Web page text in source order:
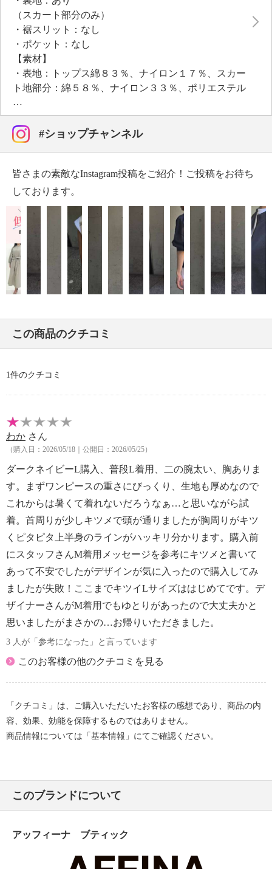
（スカート部分のみ）
・裾スリット：なし
・ポケット：なし
【素材】
・表地：トップス綿８３％、ナイロン１７％、スカー
ト地部分：綿５８％、ナイロン３３％、ポリエステル
９％、スカート柄部分：ナイロン７０％、ポリエステ
ル３０％
・裏地：ポリエステル１００％
【メンテナンス（絵表示ラベル）】
・漂白処理：塩素系・酸素系漂白不可
・タンブル乾燥：不可
・自然乾燥：日陰の平干し
・アイロン仕上げ：可（中温）
・ドライクリーニング：石油系ドライクリーニング可
・ウエットクリーニング：可
【メンテナンス（ケアラベル）】
・洗濯の繰り返しによる変退色注意
・単品洗い
・過度な力をかけない
・無蛍光洗剤使用
【原産国（地）】
#ショップチャンネル
皆さまの素敵なInstagram投稿をご紹介！ご投稿をお待ち
しております。
この商品のクチコミ
1件のクチコミ
わか さん
（購入日：2026/05/18｜公開日：2026/05/25）
ダークネイビーL購入、普段L着用、二の腕太い、胸ありま
す。まずワンピースの重さにびっくり、生地も厚めなので
これからは暑くて着れないだろうなぁ…と思いながら試
着。首周りが少しキツメで頭が通りましたが胸周りがキツ
くピタピタ上半身のラインがハッキリ分かります。購入前
にスタッフさんM着用メッセージを参考にキツメと書いて
あって不安でしたがデザインが気に入ったので購入してみ
ましたが失敗！ここまでキツイLサイズははじめてです。デ
ザイナーさんがM着用でもゆとりがあったので大丈夫かと
思いましたがまさかの…お帰りいただきました。
3 人が「参考になった」と言っています
このお客様の他のクチコミを見る
「クチコミ」は、ご購入いただいたお客様の感想であり、商品の内
容、効果、効能を保障するものではありません。
商品情報については「基本情報」にてご確認ください。
このブランドについて
アッフィーナ ブティック